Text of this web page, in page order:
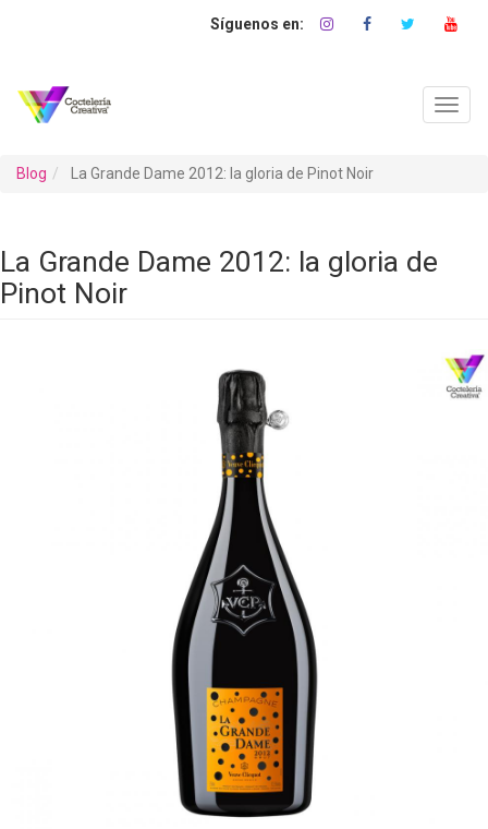
Blog La Grande Dame 2012: la gloria de Pinot Noir
La Grande Dame 2012: la gloria de
Pinot Noir